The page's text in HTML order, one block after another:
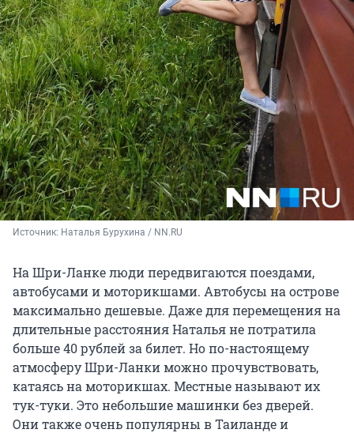
Источник: Наталья Бурухина / NN.RU
На Шри-Ланке люди передвигаются поездами,
автобусами и моторикшами. Автобусы на острове
максимально дешевые. Даже для перемещения на
длительные расстояния Наталья не потратила
больше 40 рублей за билет. Но по-настоящему
атмосферу Шри-Ланки можно прочувствовать,
катаясь на моторикшах. Местные называют их
тук-туки. Это небольшие машинки без дверей.
Они также очень популярны в Таиланде и